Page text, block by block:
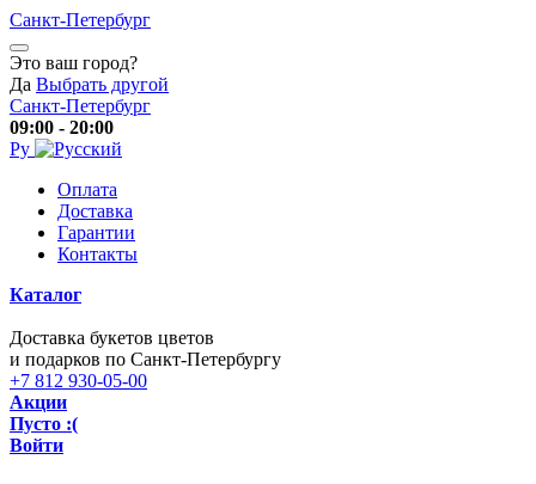
Санкт-Петербург
Это ваш город?
Да Выбрать другой
Санкт-Петербург
09:00 - 20:00
Ру
Оплата
Доставка
Гарантии
Контакты
Каталог
Доставка букетов цветов
и подарков по Санкт-Петербургу
+7 812 930-05-00
Акции
Пусто :(
Войти